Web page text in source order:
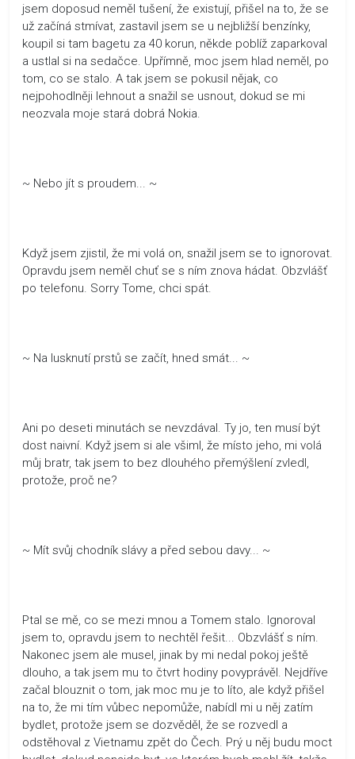
jsem doposud neměl tušení, že existují, přišel na to, že se
už začíná stmívat, zastavil jsem se u nejbližší benzínky,
koupil si tam bagetu za 40 korun, někde poblíž zaparkoval
a ustlal si na sedačce. Upřímně, moc jsem hlad neměl, po
tom, co se stalo. A tak jsem se pokusil nějak, co
nejpohodlněji lehnout a snažil se usnout, dokud se mi
neozvala moje stará dobrá Nokia.
~ Nebo jít s proudem... ~
Když jsem zjistil, že mi volá on, snažil jsem se to ignorovat.
Opravdu jsem neměl chuť se s ním znova hádat. Obzvlášť
po telefonu. Sorry Tome, chci spát.
~ Na lusknutí prstů se začít, hned smát... ~
Ani po deseti minutách se nevzdával. Ty jo, ten musí být
dost naivní. Když jsem si ale všiml, že místo jeho, mi volá
můj bratr, tak jsem to bez dlouhého přemýšlení zvledl,
protože, proč ne?
~ Mít svůj chodník slávy a před sebou davy... ~
Ptal se mě, co se mezi mnou a Tomem stalo. Ignoroval
jsem to, opravdu jsem to nechtěl řešit... Obzvlášť s ním.
Nakonec jsem ale musel, jinak by mi nedal pokoj ještě
dlouho, a tak jsem mu to čtvrt hodiny povyprávěl. Nejdříve
začal blouznit o tom, jak moc mu je to líto, ale když přišel
na to, že mi tím vůbec nepomůže, nabídl mi u něj zatím
bydlet, protože jsem se dozvěděl, že se rozvedl a
odstěhoval z Vietnamu zpět do Čech. Prý u něj budu moct